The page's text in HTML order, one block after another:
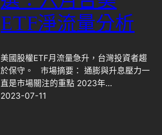
ETF淨流量分析
美國股權ETF月流量急升，台灣投資者趨
於保守。 市場摘要： 通膨與升息壓力一
直是市場關注的重點 2023年…
2023-07-11